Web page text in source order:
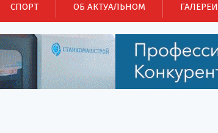
СПОРТ ОБ АКТУАЛЬНОМ ГАЛЕРЕИ